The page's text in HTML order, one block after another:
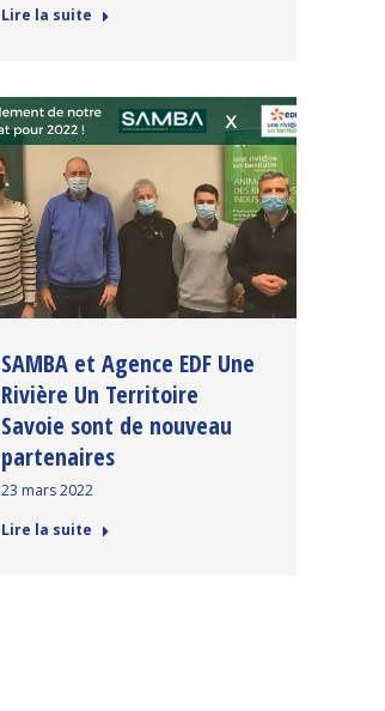
Lire la suite
SAMBA et Agence EDF Une
Rivière Un Territoire
Savoie sont de nouveau
partenaires
23 mars 2022
Lire la suite